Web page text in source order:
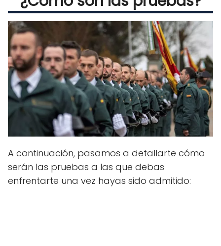
A continuación, pasamos a detallarte cómo
serán las pruebas a las que debas
enfrentarte una vez hayas sido admitido: